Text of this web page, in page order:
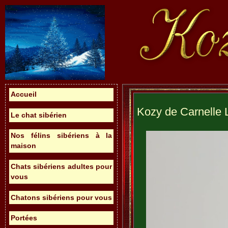
Accueil
Le chat sibérien
Nos félins sibériens à la
maison
Chats sibériens adultes pour
vous
Chatons sibériens pour vous
Portées
Kozy de Carnelle